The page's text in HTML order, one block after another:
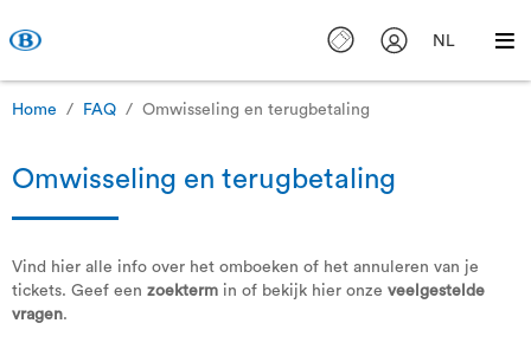
NL
Home FAQ Omwisseling en terugbetaling
Omwisseling en terugbetaling
Vind hier alle info over het omboeken of het annuleren van je
tickets. Geef een zoekterm in of bekijk hier onze veelgestelde
vragen.